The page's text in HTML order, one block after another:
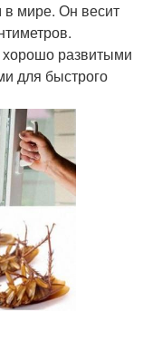
мире. Он весит
развитыми
для быстрого